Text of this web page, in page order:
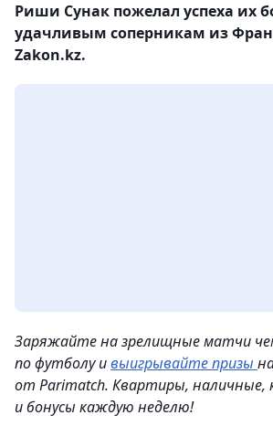
Риши Сунак пожелал успеха их
удачливым соперникам из
Zakon.kz.
Заряжайте на зрелищные матчи
по футболу ивыигрывайте призы
от Parimatch. Квартиры,
и бонусы каждую неделю!